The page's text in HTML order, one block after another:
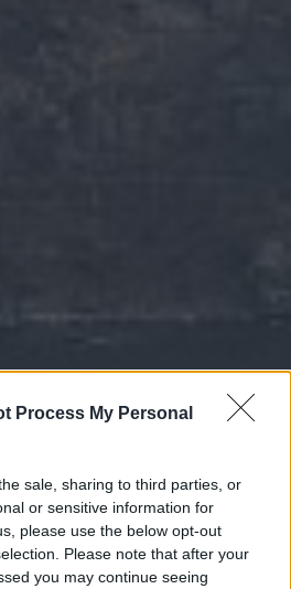
Process My Personal
sale, sharing to third parties, or
or sensitive information for
please use the below opt-out
Please note that after your
you may continue seeing